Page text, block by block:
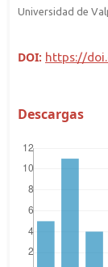
Universidad de
DOI: https://
Descargas